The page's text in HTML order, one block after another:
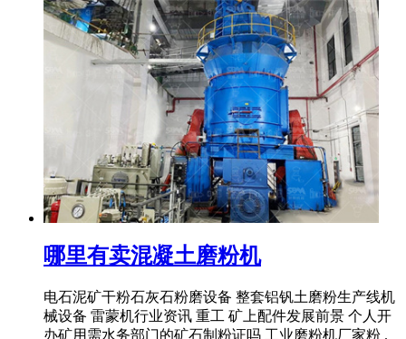
哪里有卖混凝土磨粉机
电石泥矿干粉石灰石粉磨设备 整套铝钒土磨粉生产线机
械设备 雷蒙机行业资讯 重工 矿上配件发展前景 个人开
办矿用需水务部门的矿石制粉证吗 工业磨粉机厂家粉 .